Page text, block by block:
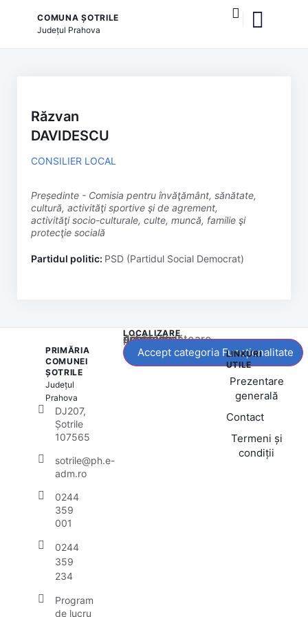
COMUNA ȘOTRILE
Județul Prahova
Răzvan
DAVIDESCU
CONSILIER LOCAL
președinte - Comisia pentru învăţământ, sănătate,
cultură, activităţi sportive şi de agrement,
activităţi socio-culturale, culte, muncă, familie şi
protecţie socială
Partidul politic: PSD (Partidul Social Democrat)
PRIMĂRIA
COMUNEI
ȘOTRILE
Județul
Prahova
DJ207,
Șotrile
107565
sotrile@ph.e-
adm.ro
0244
359
001
0244
359
234
Program
de lucru
LOCALIZARE
Acest conținut este blocat până când acceptați categoria corespunzătoare de cookie-uri.
Accept categoria Funcționalitate
LINKURI
UTILE
Prezentare
generală
Contact
Termeni și
condiții